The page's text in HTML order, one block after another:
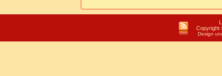
Copyright
Design